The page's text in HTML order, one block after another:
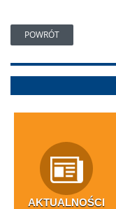
POWRÓT
AKTUALNOŚCI